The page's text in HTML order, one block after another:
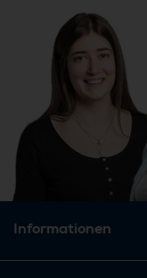
Informationen